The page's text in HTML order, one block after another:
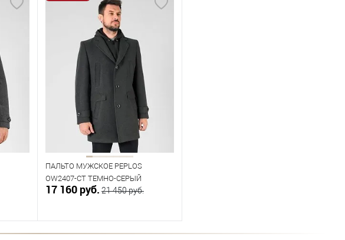
ПАЛЬТО МУЖСКОЕ PEPLOS
OW2407-CT ТЕМНО-СЕРЫЙ
17 160 руб. 21 450 руб.